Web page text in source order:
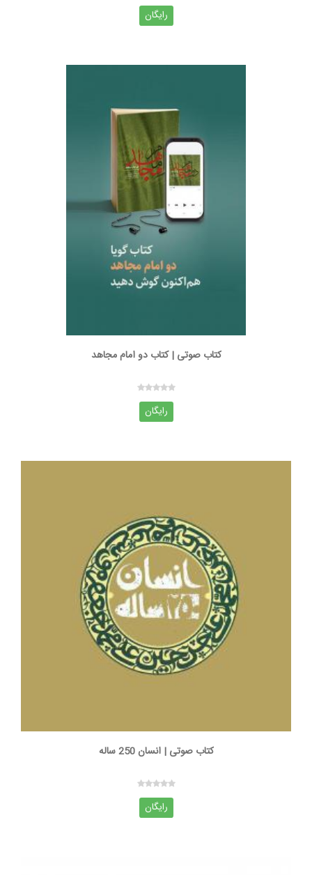
رایگان
کتاب صوتی | کتاب دو امام مجاهد
رایگان
کتاب صوتی | انسان 250 ساله
رایگان